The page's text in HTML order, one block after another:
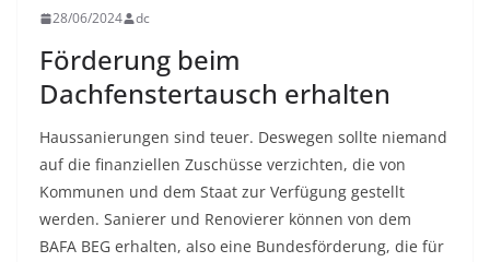
28/06/2024 dc
Förderung beim
Dachfenstertausch erhalten
Haussanierungen sind teuer. Deswegen sollte niemand
auf die finanziellen Zuschüsse verzichten, die von
Kommunen und dem Staat zur Verfügung gestellt
werden. Sanierer und Renovierer können von dem
BAFA BEG erhalten, also eine Bundesförderung, die für